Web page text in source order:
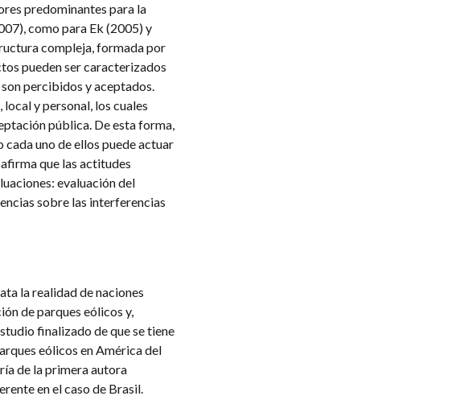
predominantes para la
como para Ek (2005) y
compleja, formada por
pueden ser caracterizados
percibidos y aceptados.
y personal, los cuales
pública. De esta forma,
uno de ellos puede actuar
que las actitudes
evaluación del
sobre las interferencias
la realidad de naciones
de parques eólicos y,
finalizado de que se tiene
eólicos en América del
de la primera autora
en el caso de Brasil.